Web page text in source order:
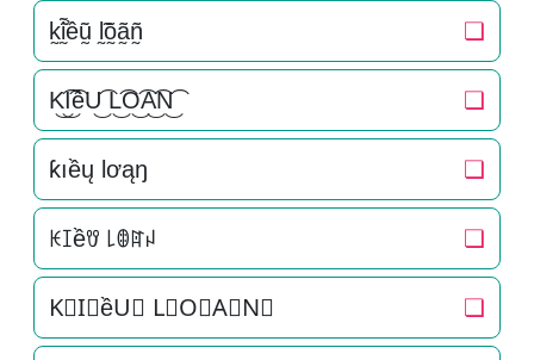
k̰̃ḭ̃ềṵ̃ l̰̃õ̰ã̰ñ̰ ❏
K͜͡I͜͡ềU͜͡ L͜͡O͜͡A͜͡N͜͡ ❏
ƙıềų Ɩơąŋ ❏
ꀘꀤềꀎ ꒒ꂦꍏꈤ ❏
K⃟I⃟ềU⃟ L⃟O⃟A⃟N⃟ ❏